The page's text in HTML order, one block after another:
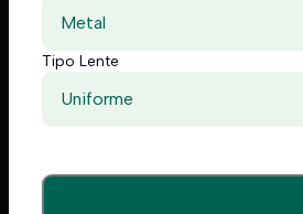
Metal
Tipo Lente
Uniforme